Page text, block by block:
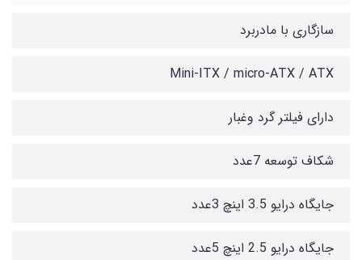
سازگاری با مادربرد
Mini-ITX / micro-ATX / ATX
دارای فیلتر گرد وغبار
شکاف توسعه 7عدد
جایگاه درایو 3.5 اینچ 3عدد
جایگاه درایو 2.5 اینچ 5عدد